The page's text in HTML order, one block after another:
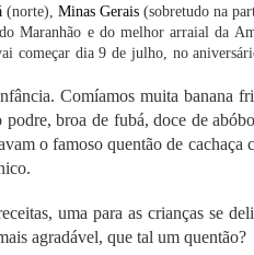
(norte), Minas Gerais (sobretudo na
Maranhão e do melhor arraial da
começar dia 9 de julho, no
Comíamos muita banana
broa de fubá, doce de
o famoso quentão de cachaça
uma para as crianças se
agradável, que tal um quentão?
patrocinadoras oficiais do
reconhecidos da China,
antigas e modernas, é
mundialmente conhecido por
chinesa. Seu aroma
a importância desta